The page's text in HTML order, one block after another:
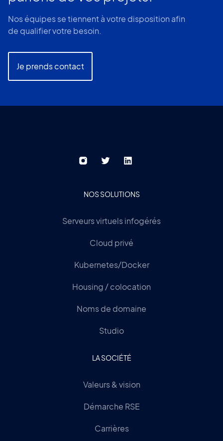
16/07/2012
GoDaddy
16/07/2012
16/07/2012
actif
d'annuaire
de
bio
en
France
750
EUR
inaccessible
Nos équipes se tiennent à votre disposition afin
de qualifier votre besoin.
Je prends contact
NOS SOLUTIONS
Serveurs virtuels infogérés
Cloud privé
Kubernetes/Docker
Housing / colocation
Noms de domaine
Studio
LA SOCIÉTÉ
Valeurs & vision
Démarche RSE
Carrières